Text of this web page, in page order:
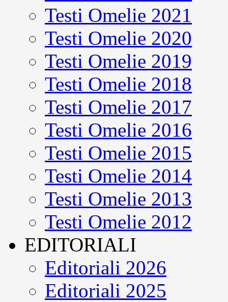
Testi Omelie 2021
Testi Omelie 2020
Testi Omelie 2019
Testi Omelie 2018
Testi Omelie 2017
Testi Omelie 2016
Testi Omelie 2015
Testi Omelie 2014
Testi Omelie 2013
Testi Omelie 2012
EDITORIALI
Editoriali 2026
Editoriali 2025